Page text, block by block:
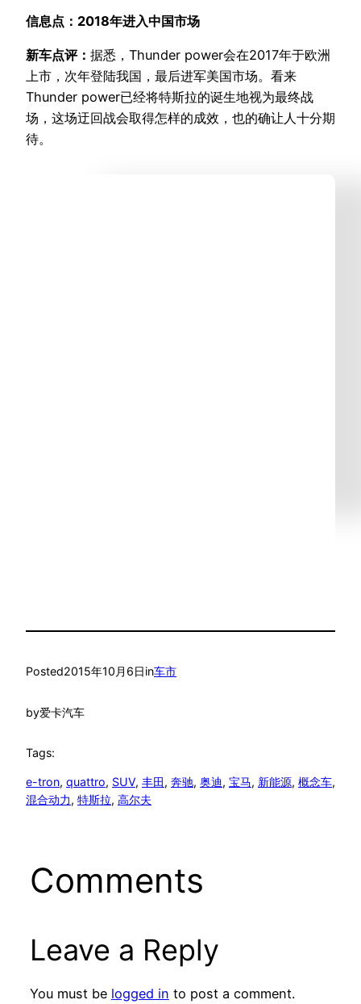
信息点：2018年进入中国市场
新车点评： 据悉，Thunder power会在2017年于欧洲
上市，次年登陆我国，最后进军美国市场。看来
Thunder power已经将特斯拉的诞生地视为最终战
场，这场迂回战会取得怎样的成效，也的确让人十分期
待。
Posted2015年10月6日in车市
by爱卡汽车
Tags:
e-tron, quattro, SUV, 丰田, 奔驰, 奥迪, 宝马, 新能源, 概念车
混合动力, 特斯拉, 高尔夫
Comments
Leave a Reply
You must be logged in to post a comment.